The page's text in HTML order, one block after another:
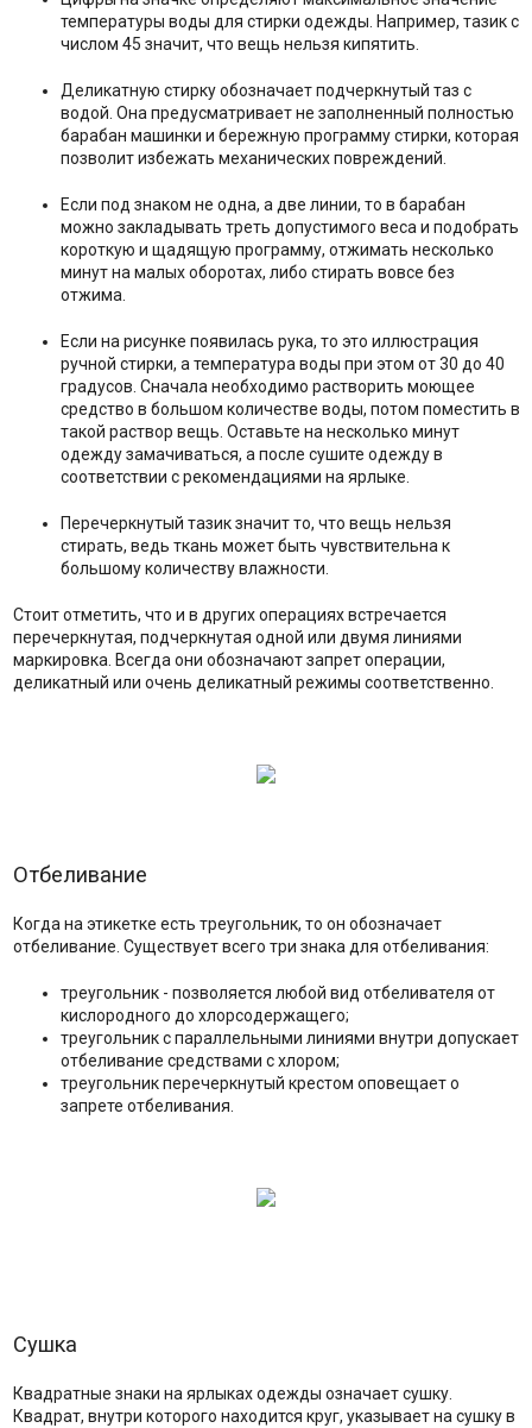
температуры воды для стирки одежды. Например, тазик с
числом 45 значит, что вещь нельзя кипятить.
Деликатную стирку обозначает подчеркнутый таз с
водой. Она предусматривает не заполненный полностью
барабан машинки и бережную программу стирки, которая
позволит избежать механических повреждений.
Если под знаком не одна, а две линии, то в барабан
можно закладывать треть допустимого веса и подобрать
короткую и щадящую программу, отжимать несколько
минут на малых оборотах, либо стирать вовсе без
отжима.
Если на рисунке появилась рука, то это иллюстрация
ручной стирки, а температура воды при этом от 30 до 40
градусов. Сначала необходимо растворить моющее
средство в большом количестве воды, потом поместить в
такой раствор вещь. Оставьте на несколько минут
одежду замачиваться, а после сушите одежду в
соответствии с рекомендациями на ярлыке.
Перечеркнутый тазик значит то, что вещь нельзя
стирать, ведь ткань может быть чувствительна к
большому количеству влажности.
Стоит отметить, что и в других операциях встречается
перечеркнутая, подчеркнутая одной или двумя линиями
маркировка. Всегда они обозначают запрет операции,
деликатный или очень деликатный режимы соответственно.
Отбеливание
Когда на этикетке есть треугольник, то он обозначает
отбеливание. Существует всего три знака для отбеливания:
треугольник - позволяется любой вид отбеливателя от
кислородного до хлорсодержащего;
треугольник с параллельными линиями внутри допускает
отбеливание средствами с хлором;
треугольник перечеркнутый крестом оповещает о
запрете отбеливания.
Сушка
Квадратные знаки на ярлыках одежды означает сушку.
Квадрат, внутри которого находится круг, указывает на сушку в